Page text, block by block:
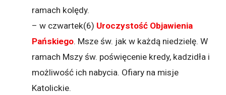
ramach kolędy.
– w czwartek(6) Uroczystość Objawienia
Pańskiego. Msze św. jak w każdą niedzielę. W
ramach Mszy św. poświęcenie kredy, kadzidła i
możliwość ich nabycia. Ofiary na misje
Katolickie.